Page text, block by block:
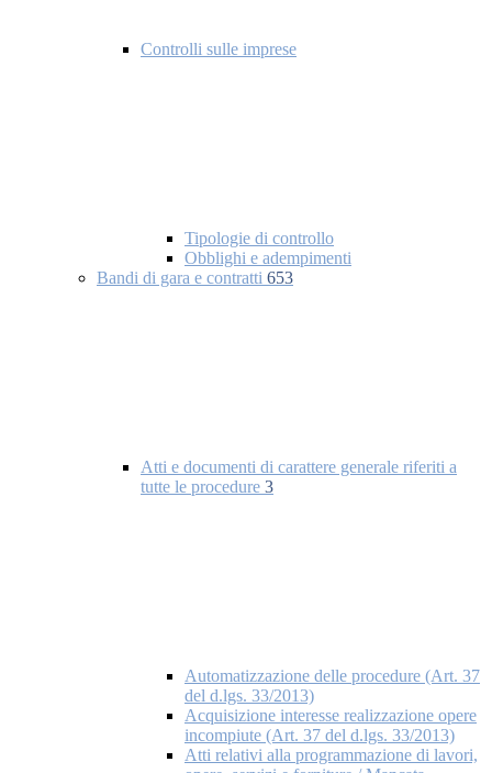
Controlli sulle imprese
Tipologie di controllo
Obblighi e adempimenti
Bandi di gara e contratti 653
Atti e documenti di carattere generale riferiti a
tutte le procedure 3
Automatizzazione delle procedure (Art. 37
del d.lgs. 33/2013)
Acquisizione interesse realizzazione opere
incompiute (Art. 37 del d.lgs. 33/2013)
Atti relativi alla programmazione di lavori,